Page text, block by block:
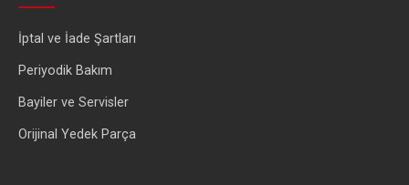
İptal ve İade Şartları
Periyodik Bakım
Bayiler ve Servisler
Orijinal Yedek Parça